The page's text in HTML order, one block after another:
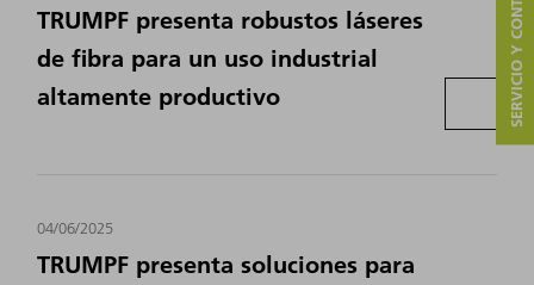
TRUMPF presenta robustos láseres
de fibra para un uso industrial
altamente productivo
04/06/2025
TRUMPF presenta soluciones para
SERVICIO Y CONTACTO